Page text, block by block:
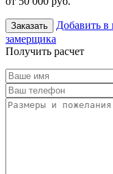
Заказать Добавить в
замерщика
Получить расчет